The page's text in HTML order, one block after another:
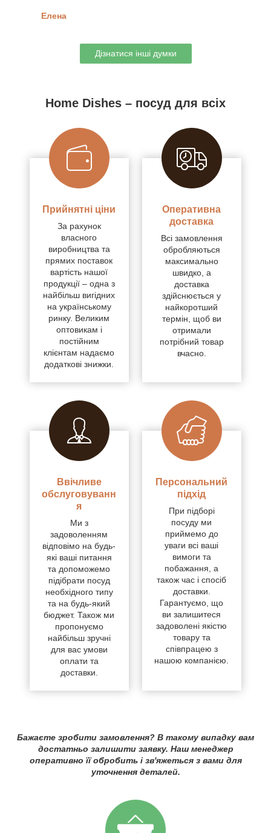
Елена
Дізнатися інші думки
Home Dishes – посуд для всіх
Прийнятні ціни
За рахунок
власного
виробництва та
прямих поставок
вартість нашої
продукції – одна з
найбільш вигідних
на українському
ринку. Великим
оптовикам і
постійним
клієнтам надаємо
додаткові знижки.
Оперативна
доставка
Всі замовлення
обробляються
максимально
швидко, а
доставка
здійснюється у
найкоротший
термін, щоб ви
отримали
потрібний товар
вчасно.
Ввічливе
обслуговуванн
я
Ми з
задоволенням
відповімо на будь-
які ваші питання
та допоможемо
підібрати посуд
необхідного типу
та на будь-який
бюджет. Також ми
пропонуємо
найбільш зручні
для вас умови
оплати та
доставки.
Персональний
підхід
При підборі
посуду ми
приймемо до
уваги всі ваші
вимоги та
побажання, а
також час і спосіб
доставки.
Гарантуємо, що
ви залишитеся
задоволені якістю
товару та
співпрацею з
нашою компанією.
Бажаєте зробити замовлення? В такому випадку вам
достатньо залишити заявку. Наш менеджер
оперативно її обробить і зв'яжеться з вами для
уточнення деталей.